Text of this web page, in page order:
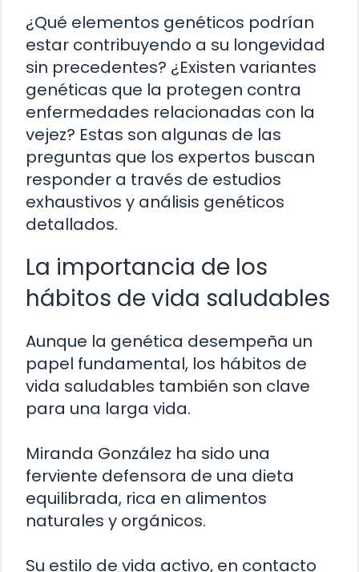
¿Qué elementos genéticos podrían
estar contribuyendo a su longevidad
sin precedentes? ¿Existen variantes
genéticas que la protegen contra
enfermedades relacionadas con la
vejez? Estas son algunas de las
preguntas que los expertos buscan
responder a través de estudios
exhaustivos y análisis genéticos
detallados.
La importancia de los
hábitos de vida saludables
Aunque la genética desempeña un
papel fundamental, los hábitos de
vida saludables también son clave
para una larga vida.
Miranda González ha sido una
ferviente defensora de una dieta
equilibrada, rica en alimentos
naturales y orgánicos.
Su estilo de vida activo, en contacto